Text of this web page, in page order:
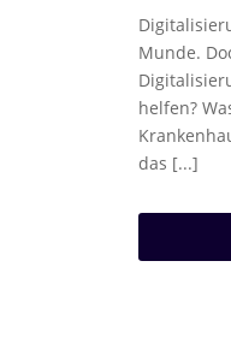
Munde.
helfen?
das [...]